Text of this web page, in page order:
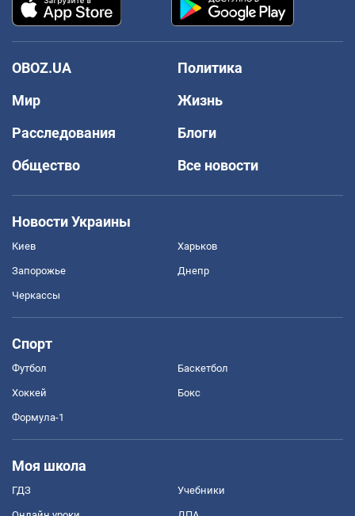
OBOZ.UA
Политика
Мир
Жизнь
Расследования
Блоги
Общество
Все новости
Новости Украины
Киев Харьков
Запорожье Днепр
Черкассы
Спорт
Футбол Баскетбол
Хоккей Бокс
Формула-1
Моя школа
ГДЗ Учебники